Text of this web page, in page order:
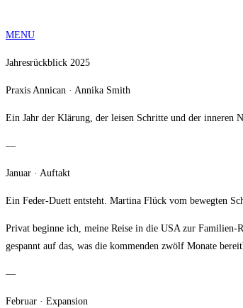
MENU
Jahresrückblick 2025
Praxis Annican · Annika Smith
Ein Jahr der Klärung, der leisen Schritte und der inneren
—
Januar · Auftakt
Ein Feder-Duett entsteht. Martina Flück vom bewegten
Privat beginne ich, meine Reise in die USA zur Familien-
gespannt auf das, was die kommenden zwölf Monate
—
Februar · Expansion